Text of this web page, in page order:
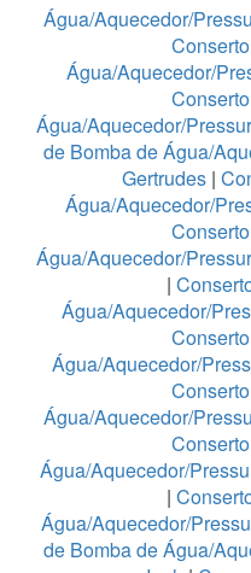
Água/Aquecedor/
Água/Aquecedor/
Água/Aquecedor/
de Bomba de Água/
Gertrudes |
Água/Aquecedor/
Água/Aquecedor/
|
Água/Aquecedor/
Água/Aquecedor/
Água/Aquecedor/
Água/Aquecedor/
|
Água/Aquecedor/
de Bomba de Água/